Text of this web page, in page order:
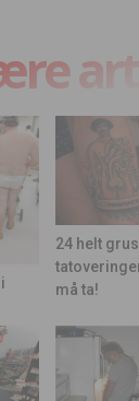
24 helt
må ta!